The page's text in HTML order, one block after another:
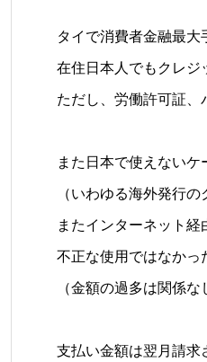
タイで消費者金融最
在住日本人でもクレジ
ただし、労働許可証、
また日本で使えないケ
（いわゆる海外発行
またインターネット経
不正な使用ではなかっ
（金額の過多は関係な
支払い金額は翌月請求